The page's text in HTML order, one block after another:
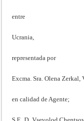
entre
Ucrania,
representada por
Excma. Sra. Olena Zerkal,
en calidad de Agente;